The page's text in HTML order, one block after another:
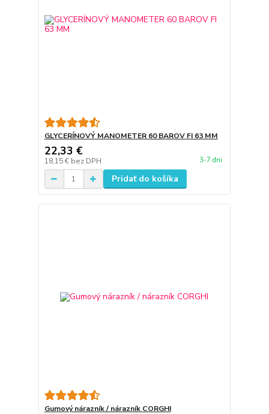
GLYCERÍNOVÝ MANOMETER 60 BAROV FI 63 MM
22,33 €
18,15 € bez DPH 3-7 dni
Pridať do košíka
Gumový nárazník / nárazník CORGHI